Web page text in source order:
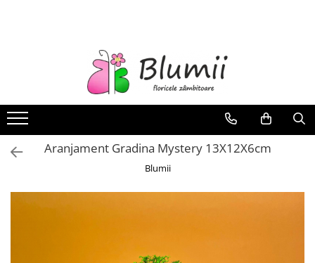
FLORI NATURALE
ARANJAMENTE
INAPOI LA SCOALA
FLORI CRIOGENATE
STATUI
CUPOLE
Aranjament Gradina Mystery 13X12X6cm
Blumii